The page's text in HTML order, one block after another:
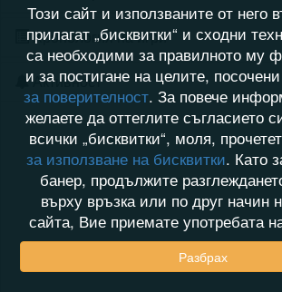
Хронология на игри
Активност
Този сайт и използваните от него
прилагат „бисквитки“ и сходни
са необходими за правилното му
и за постигане на целите,
за поверителност. За повече
желаете да оттеглите съгласието
всички „бисквитки“, моля,
за използване на бисквитки. Като
банер, продължите
върху връзка или по друг начин
сайта, Вие приемате употребата
Разбрах